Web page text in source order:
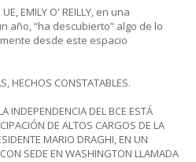
EMILY O' REILLY, en una
año, “ha descubierto” algo de lo
desde este espacio
HECHOS CONSTATABLES.
INDEPENDENCIA DEL BCE ESTÁ
DE ALTOS CARGOS DE LA
MARIO DRAGHI, EN UN
SEDE EN WASHINGTON LLAMADA